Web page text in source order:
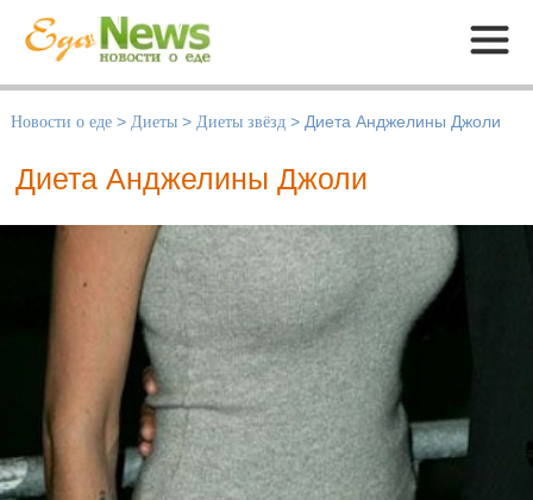
Меню
Новости о еде > Диеты > Диеты звёзд > Диета Анджелины Джоли
Диета Анджелины Джоли